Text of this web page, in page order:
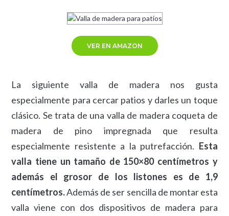
VER EN AMAZON
La siguiente valla de madera nos gusta
especialmente para cercar patios y darles un toque
clásico. Se trata de una valla de madera coqueta de
madera de pino impregnada que resulta
especialmente resistente a la putrefacción. Esta
valla tiene un tamaño de 150×80 centímetros y
además el grosor de los listones es de 1,9
centímetros.Además de ser sencilla de montar esta
valla viene con dos dispositivos de madera para